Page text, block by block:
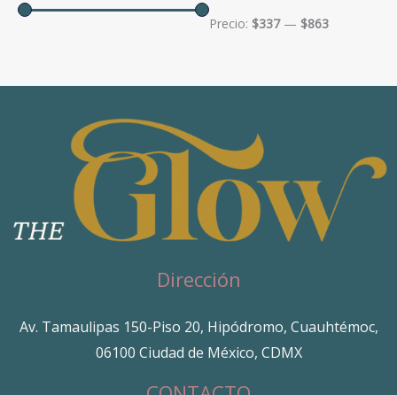
Precio: $337— $863
Dirección
Av. Tamaulipas 150-Piso 20, Hipódromo, Cuauhtémoc,
06100 Ciudad de México, CDMX